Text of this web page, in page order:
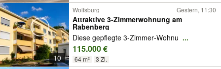
10
Wolfsburg Gestern, 11:30
Attraktive 3-Zimmerwohnung am
Rabenberg
Diese gepflegte 3‑Zimmer‑Wohnu ...
115.000 €
64 m² 3 Zi.